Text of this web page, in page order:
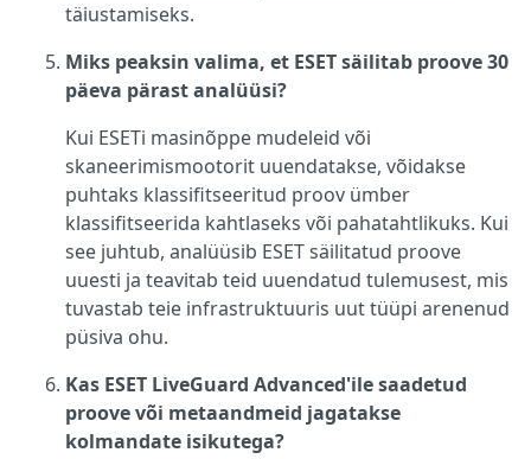
täiustamiseks.
Miks peaksin valima, et ESET säilitab proove 30
päeva pärast analüüsi?
Kui ESETi masinõppe mudeleid või
skaneerimismootorit uuendatakse, võidakse
puhtaks klassifitseeritud proov ümber
klassifitseerida kahtlaseks või pahatahtlikuks. Kui
see juhtub, analüüsib ESET säilitatud proove
uuesti ja teavitab teid uuendatud tulemusest, mis
tuvastab teie infrastruktuuris uut tüüpi arenenud
püsiva ohu.
Kas ESET LiveGuard Advanced'ile saadetud
proove või metaandmeid jagatakse
kolmandate isikutega?